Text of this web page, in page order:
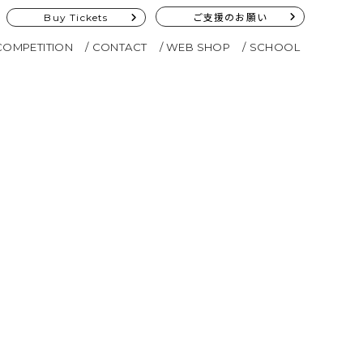
Buy Tickets ご支援のお願い
CONTACT WEB SHOP SCHOOL